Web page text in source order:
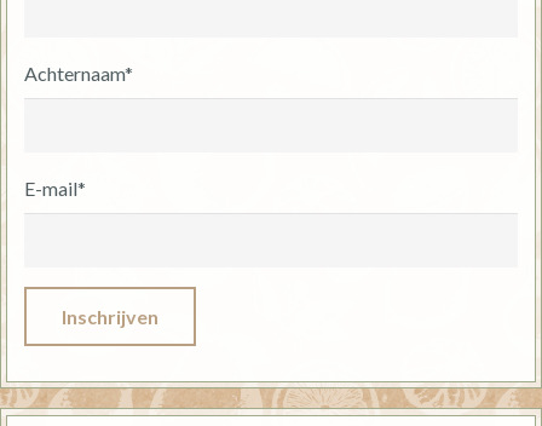
Achternaam*
E-mail*